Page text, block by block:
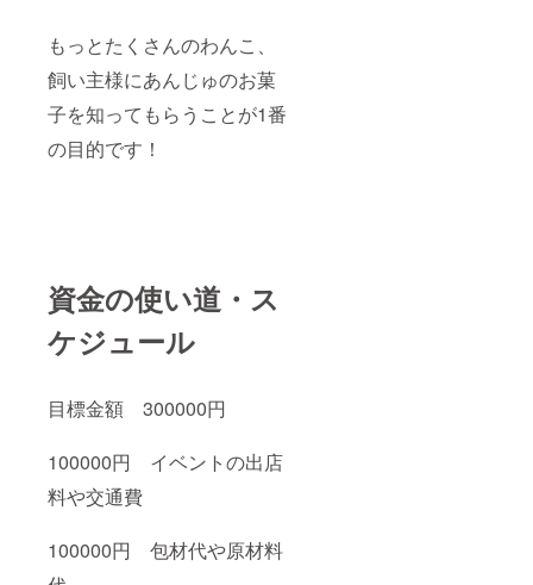
もっとたくさんのわんこ、
飼い主様にあんじゅのお菓
子を知ってもらうことが1番
の目的です！
資金の使い道・ス
ケジュール
目標金額 300000円
100000円 イベントの出店
料や交通費
100000円 包材代や原材料